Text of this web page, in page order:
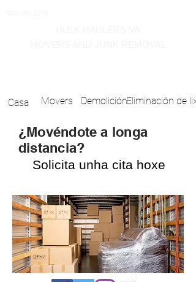
Casa Movers DemoliciónEliminación de
¿Movéndote a longa
distancia?
Solicita unha cita hoxe